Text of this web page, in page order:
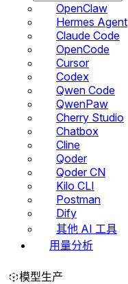
OpenClaw
Hermes Agent
Claude Code
OpenCode
Cursor
Codex
Qwen Code
QwenPaw
Cherry Studio
Chatbox
Cline
Qoder
Qoder CN
Kilo CLI
Postman
Dify
其他 AI 工具
用量分析
模型生产